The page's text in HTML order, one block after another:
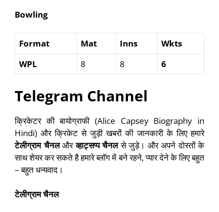
Bowling
Format Mat Inns
Wkts
WPL
8 8 6
Telegram Channel
क्रिकेटर की बायोग्राफी (Alice Capsey Biography in
Hindi) और क्रिकेट से जुड़ी खबरों की जानकारी के लिए हमारे
टेलीग्राम चैनलऔरव्हाट्सप्प चैनलसे जुड़े। और अपने दोस्तों के
साथ शेयर कर सकते है हमारे ब्लॉग में बने रहने, प्यार देने के लिए बहुत
– बहुत धन्यवाद।
टेलीग्राम चैनल